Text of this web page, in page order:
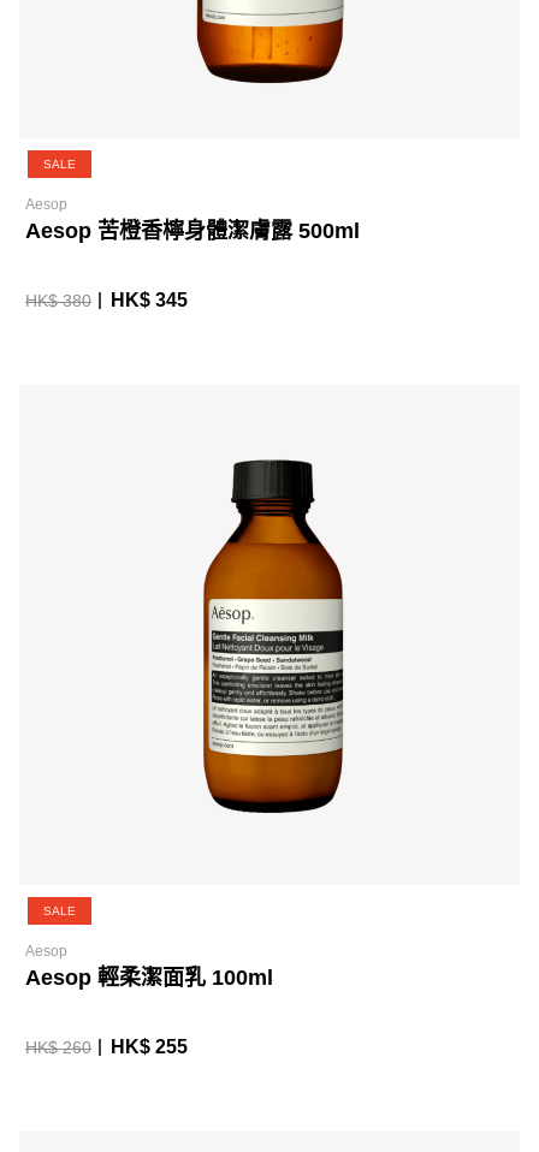
SALE
Aesop
Aesop 苦橙香檸身體潔膚露 500ml
HK$ 380 HK$ 345
SALE
Aesop
Aesop 輕柔潔面乳 100ml
HK$ 260 HK$ 255